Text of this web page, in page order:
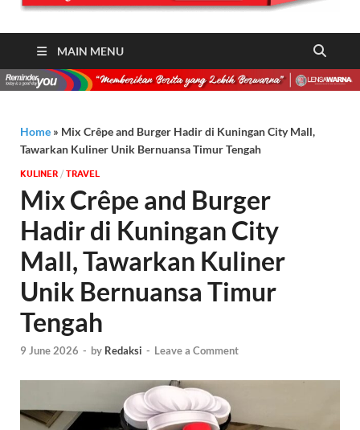
MAIN MENU
Home » Mix Crêpe and Burger Hadir di Kuningan City Mall,
Tawarkan Kuliner Unik Bernuansa Timur Tengah
KULINER / ‎TRAVEL
Mix Crêpe and Burger
Hadir di Kuningan City
Mall, Tawarkan Kuliner
Unik Bernuansa Timur
Tengah
9 June 2026 - by Redaksi - Leave a Comment